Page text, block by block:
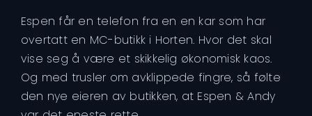
Espen får en telefon fra en en kar som har
overtatt en MC-butikk i Horten. Hvor det skal
vise seg å være et skikkelig økonomisk kaos.
Og med trusler om avklippede fingre, så følte
den nye eieren av butikken, at Espen & Andy